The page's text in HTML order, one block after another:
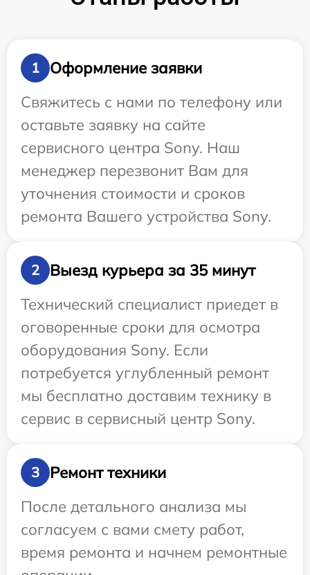
1
Оформление заявки
Свяжитесь с нами по телефону или
оставьте заявку на сайте
сервисного центра Sony. Наш
менеджер перезвонит Вам для
уточнения стоимости и сроков
ремонта Вашего устройства Sony.
2
Выезд курьера за 35 минут
Технический специалист приедет в
оговоренные сроки для осмотра
оборудования Sony. Если
потребуется углубленный ремонт
мы бесплатно доставим технику в
сервис в сервисный центр Sony.
3
Ремонт техники
После детального анализа мы
согласуем с вами смету работ,
время ремонта и начнем ремонтные